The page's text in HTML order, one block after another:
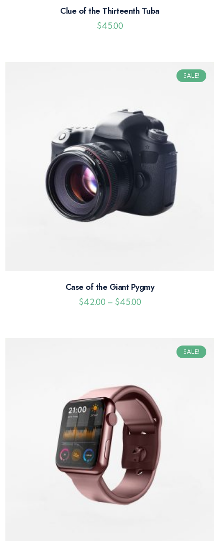
Clue of the Thirteenth Tuba
$45.00
SALE!
Case of the Giant Pygmy
$42.00 – $45.00
SALE!